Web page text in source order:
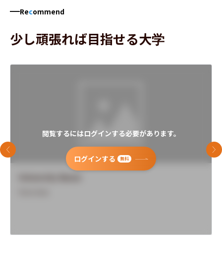
Recommend
少し頑張れば目指せる大学
閲覧するにはログインする必要があります。
ログインする 無料
前のスライド 次